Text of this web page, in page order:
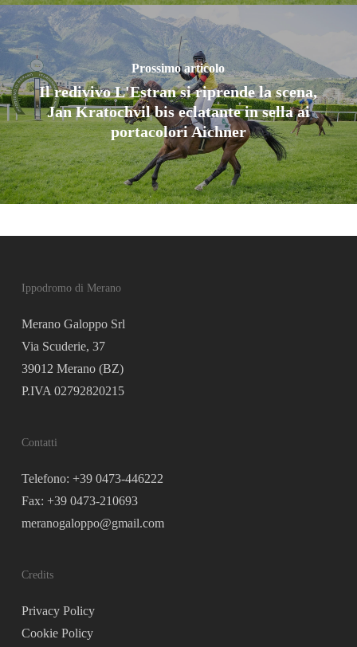
Prossimo articolo
Il redivivo L'Estran si riprende la scena,
Jan Kratochvil bis eclatante in sella ai
portacolori Aichner
Ippodromo di Merano
Merano Galoppo Srl
Via Scuderie, 37
39012 Merano (BZ)
P.IVA 02792820215
Contatti
Telefono: +39 0473-446222
Fax: +39 0473-210693
meranogaloppo@gmail.com
Credits
Privacy Policy
Cookie Policy